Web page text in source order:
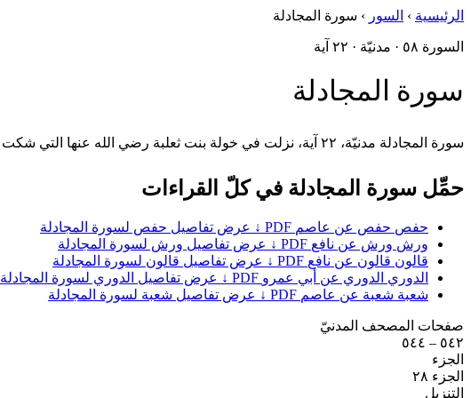
الرئيسية › السور › سورة المجادلة
السورة ٥٨ · مدنيّة · ٢٢ آية
سورة المجادلة
سورة المجادلة مدنيّة، ٢٢ آية، نزلت في خولة بنت ثعلبة رضي الله عنها التي شكت زوجها إلى النبيّ ﷺ، فسمع الله شكواها من فوق سبع سماوات.
حمِّل سورة المجادلة في كلّ القراءات
حفص حفص عن عاصم PDF ↓
عرض تفاصيل حفص لسورة المجادلة
ورش ورش عن نافع PDF ↓
عرض تفاصيل ورش لسورة المجادلة
قالون قالون عن نافع PDF ↓
عرض تفاصيل قالون لسورة المجادلة
الدوري الدوري عن أبي عمرو PDF ↓
عرض تفاصيل الدوري لسورة المجادلة
شعبة شعبة عن عاصم PDF ↓ عرض تفاصيل شعبة لسورة المجادلة
صفحات المصحف المدنيّ
٥٤٢ – ٥٤٤
الجزء
الجزء ٢٨
التنزيل